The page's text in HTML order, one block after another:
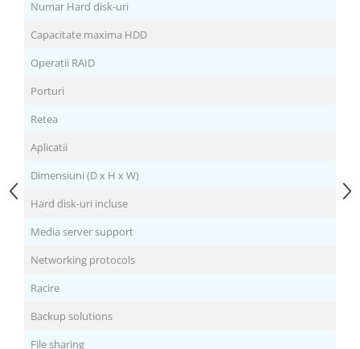
Numar Hard disk-uri
Capacitate maxima HDD
Operatii RAID
Porturi
Retea
Aplicatii
Dimensiuni (D x H x W)
Hard disk-uri incluse
Media server support
Networking protocols
Racire
Backup solutions
File sharing